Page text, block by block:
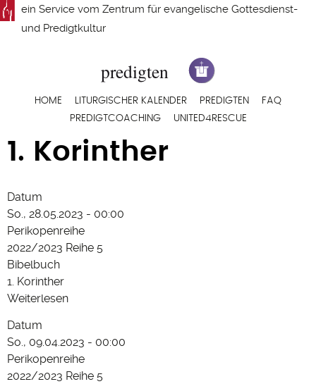
Direkt
zum
ein Service vom Zentrum für evangelische Gottesdienst-
und Predigtkultur
Hauptnavigation
HOME LITURGISCHER KALENDER PREDIGTEN
FAQ
PREDIGTCOACHING
UNITED4RESCUE
1. Korinther
28.05.23 - Pfingstsonntag
Datum
So., 28.05.2023 - 00:00
Perikopenreihe
2022/2023 Reihe 5
Bibelbuch
1. Korinther
Weiterlesen
Pfingstsonntag
09.04.23 - Ostersonntag
Datum
So., 09.04.2023 - 00:00
Perikopenreihe
2022/2023 Reihe 5